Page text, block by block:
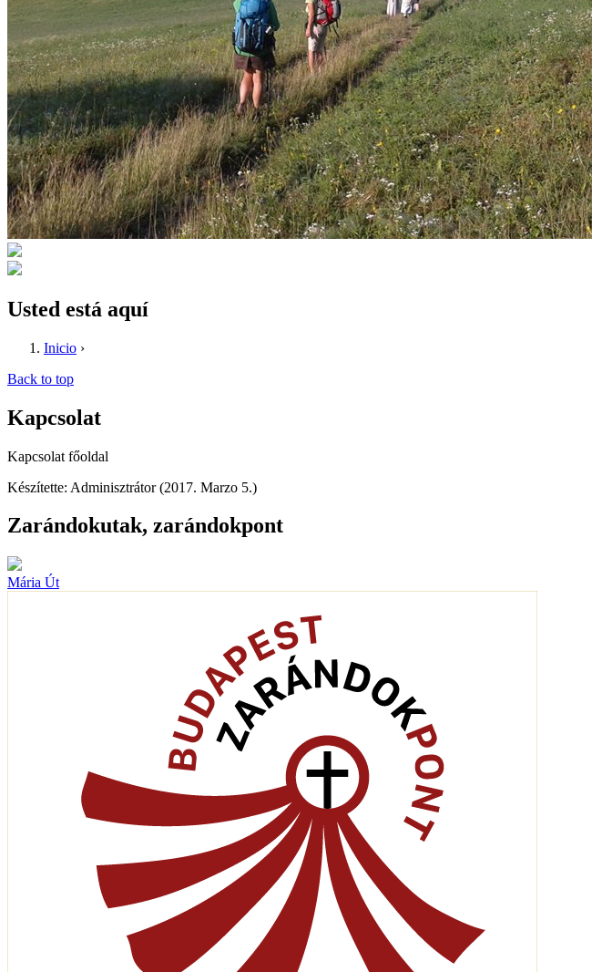
Usted está aquí
Inicio ›
Back to top
Kapcsolat
Kapcsolat főoldal
Készítette: Adminisztrátor (2017. Marzo 5.)
Zarándokutak, zarándokpont
Mária Út